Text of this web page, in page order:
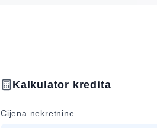
Kalkulator kredita
Cijena nekretnine